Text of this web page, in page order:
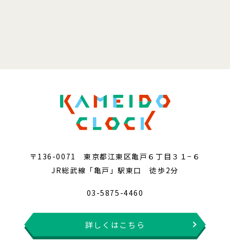
〒136-0071 東京都江東区亀戸６丁目３１−６
JR総武線「亀戸」駅東口 徒歩2分
03-5875-4460
詳しくはこちら